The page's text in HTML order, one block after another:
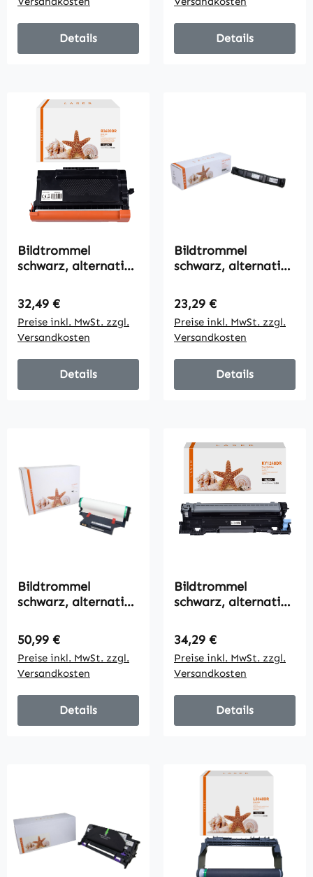
Details Details
Bildtrommel
schwarz, alternativ
75000 Seiten
Regulärer Preis:
32,49 €
Preise inkl. MwSt. zzgl.
Versandkosten
Details
Bildtrommel
schwarz, alternativ
23000 Seiten
Regulärer Preis:
23,29 €
Preise inkl. MwSt. zzgl.
Versandkosten
Details
Bildtrommel
schwarz, alternativ
16000 Seiten
Regulärer Preis:
50,99 €
Preise inkl. MwSt. zzgl.
Versandkosten
Details
Bildtrommel
schwarz, alternativ
1702Y80NL0, 10000
Seiten
Regulärer Preis:
34,29 €
Preise inkl. MwSt. zzgl.
Versandkosten
Details